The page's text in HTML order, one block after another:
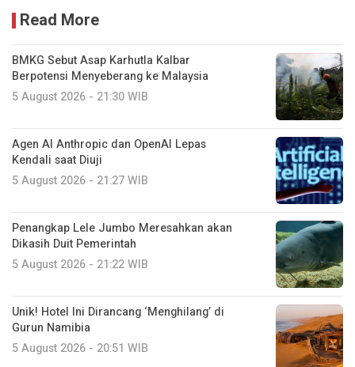
Read More
BMKG Sebut Asap Karhutla Kalbar
Berpotensi Menyeberang ke Malaysia
5 August 2026 - 21:30 WIB
Agen AI Anthropic dan OpenAI Lepas
Kendali saat Diuji
5 August 2026 - 21:27 WIB
Penangkap Lele Jumbo Meresahkan akan
Dikasih Duit Pemerintah
5 August 2026 - 21:22 WIB
Unik! Hotel Ini Dirancang ‘Menghilang’ di
Gurun Namibia
5 August 2026 - 20:51 WIB